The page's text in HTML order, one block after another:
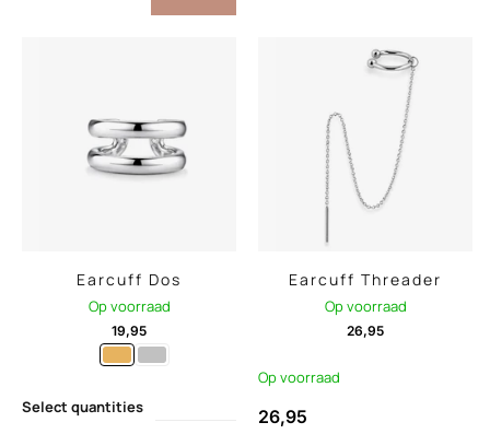
Earcuff Dos
Op voorraad
19,95
Select quantities
Earcuff Threader
Op voorraad
26,95
Op voorraad
26,95